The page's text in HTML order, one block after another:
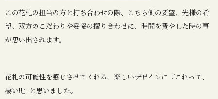
この花札の担当の方と打ち合わせの際、こちら側の要望、先様の希
望、双方のこだわりや妥協の摺り合わせに、時間を費やした時の事
が思い出されます。
花札の可能性を感じさせてくれる、楽しいデザインに『これって、
凄い!!』と思いました。